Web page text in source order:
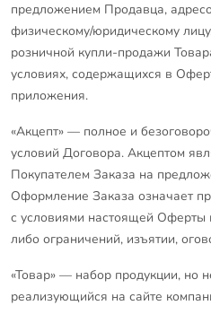
предложением Продавца,
физическому/юридическому
розничной купли-продажи
условиях, содержащихся в
приложения.
«Акцепт» — полное и
условий Договора. Акцептом
Покупателем Заказа на
Оформление Заказа означает
с условиями настоящей Оферты
либо ограничений, изъятии,
«Товар» — набор продукции, но
реализующийся на сайте